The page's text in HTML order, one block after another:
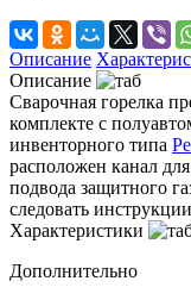
Описание
Описание
Сварочная горелка
комплекте с
инвенторного типа
расположен канал
подвода защитного
следовать
Характеристики
Дополнительно